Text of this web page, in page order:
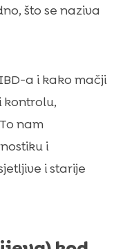
što se naziva
a i kako mačji
kontrolu,
nam
i
i starije